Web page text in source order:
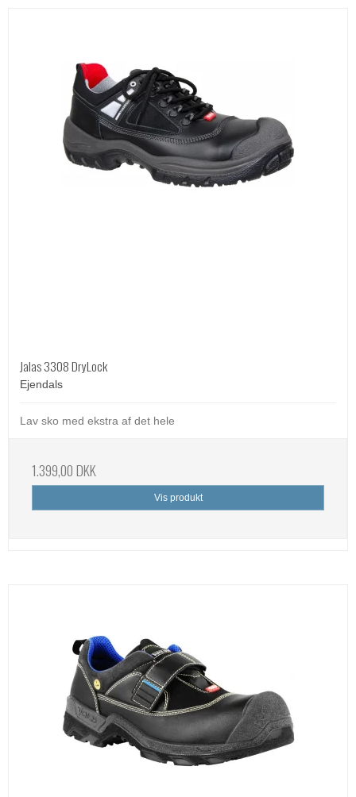
Jalas 3308 DryLock
Ejendals
Lav sko med ekstra af det hele
1.399,00 DKK
Vis produkt